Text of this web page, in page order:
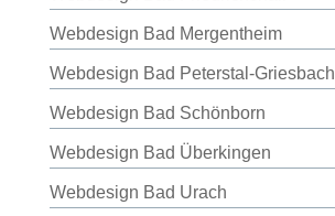
Webdesign Bad Mergentheim
Webdesign Bad Peterstal-Griesbach
Webdesign Bad Schönborn
Webdesign Bad Überkingen
Webdesign Bad Urach